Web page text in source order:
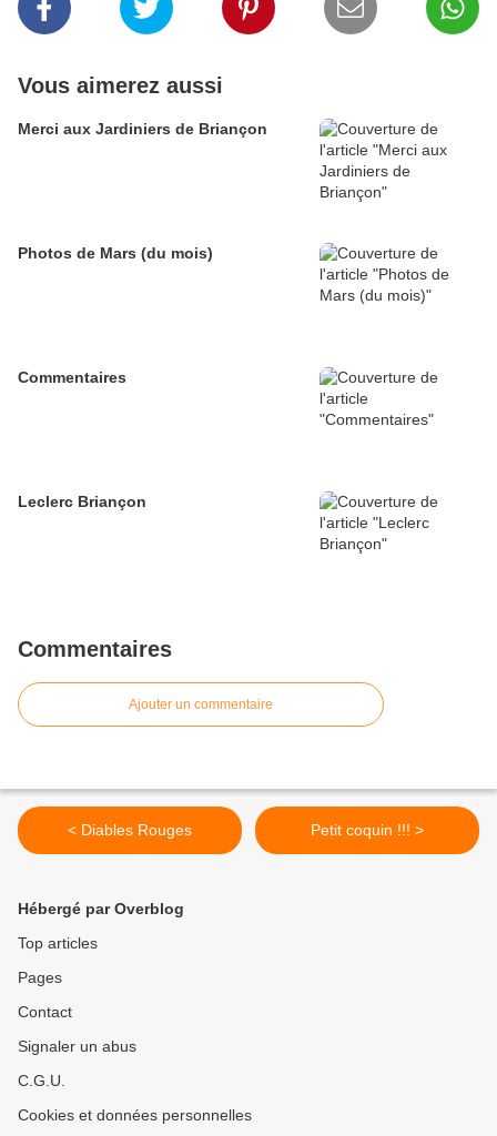
Vous aimerez aussi
Merci aux Jardiniers de Briançon
Photos de Mars (du mois)
Commentaires
Leclerc Briançon
Commentaires
Ajouter un commentaire
< Diables Rouges Petit coquin !!! >
Hébergé par Overblog
Top articles
Pages
Contact
Signaler un abus
C.G.U.
Cookies et données personnelles